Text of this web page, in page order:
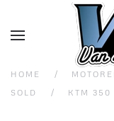
Overslaan en
HOME
SOLD
KTM 350